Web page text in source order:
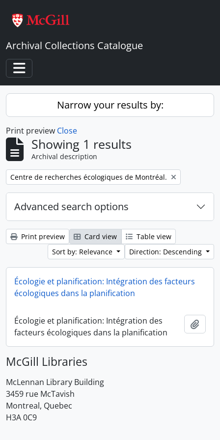
Archival Collections Catalogue
Toggle navigation
Narrow your results by:
Print preview Close
Showing 1 results
Archival description
Remove filter:
Centre de recherches écologiques de Montréal.
Advanced search options
Print preview Card view
Table view
Sort by: Relevance
Direction: Descending
Écologie et planification: Intégration des facteurs
écologiques dans la planification
Écologie et planification: Intégration des
facteurs écologiques dans la planification
McGill Libraries
McLennan Library Building
3459 rue McTavish
Montreal, Quebec
H3A 0C9